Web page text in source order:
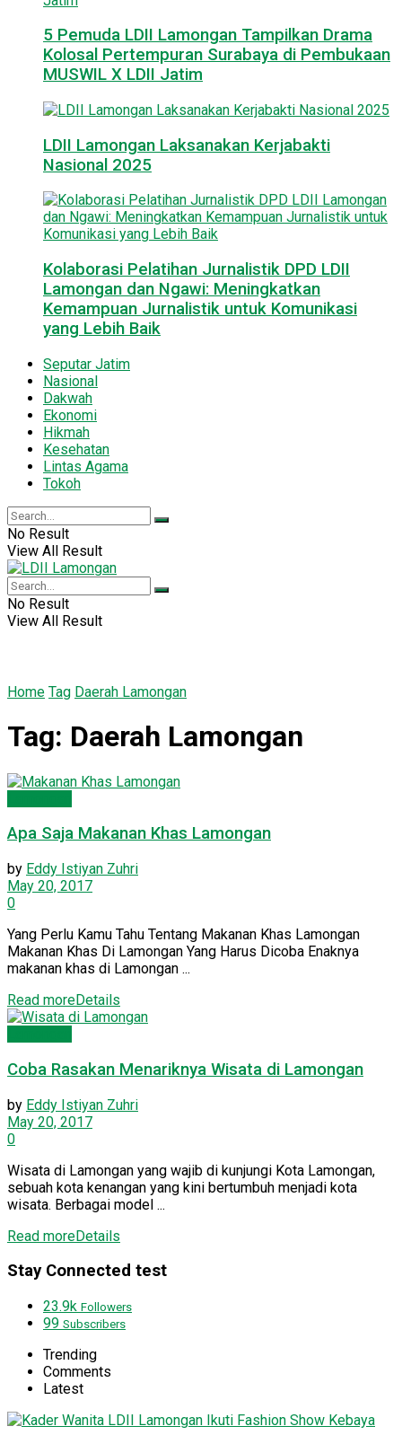
5 Pemuda LDII Lamongan Tampilkan Drama
Kolosal Pertempuran Surabaya di Pembukaan
MUSWIL X LDII Jatim
LDII Lamongan Laksanakan Kerjabakti
Nasional 2025
Kolaborasi Pelatihan Jurnalistik DPD LDII
Lamongan dan Ngawi: Meningkatkan
Kemampuan Jurnalistik untuk Komunikasi
yang Lebih Baik
Seputar Jatim
Nasional
Dakwah
Ekonomi
Hikmah
Kesehatan
Lintas Agama
Tokoh
No Result
View All Result
No Result
View All Result
Home Tag Daerah Lamongan
Tag: Daerah Lamongan
Apa Saja Makanan Khas Lamongan
by Eddy Istiyan Zuhri
May 20, 2017
0
Yang Perlu Kamu Tahu Tentang Makanan Khas Lamongan
Makanan Khas Di Lamongan Yang Harus Dicoba Enaknya
makanan khas di Lamongan ...
Read moreDetails
Coba Rasakan Menariknya Wisata di Lamongan
by Eddy Istiyan Zuhri
May 20, 2017
0
Wisata di Lamongan yang wajib di kunjungi Kota Lamongan,
sebuah kota kenangan yang kini bertumbuh menjadi kota
wisata. Berbagai model ...
Read moreDetails
Stay Connected test
23.9k Followers
99 Subscribers
Trending
Comments
Latest